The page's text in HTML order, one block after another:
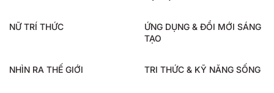
NỮ TRÍ THỨC
ỨNG DỤNG & ĐỔI MỚI SÁNG
TẠO
NHÌN RA THẾ GIỚI TRI THỨC & KỸ NĂNG SỐNG